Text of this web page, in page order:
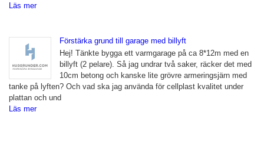
Läs mer
Förstärka grund till garage med billyft
Hej! Tänkte bygga ett varmgarage på ca 8*12m med en
billyft (2 pelare). Så jag undrar två saker, räcker det med
10cm betong och kanske lite grövre armeringsjärn med
tanke på lyften? Och vad ska jag använda för cellplast kvalitet under
plattan och und
Läs mer